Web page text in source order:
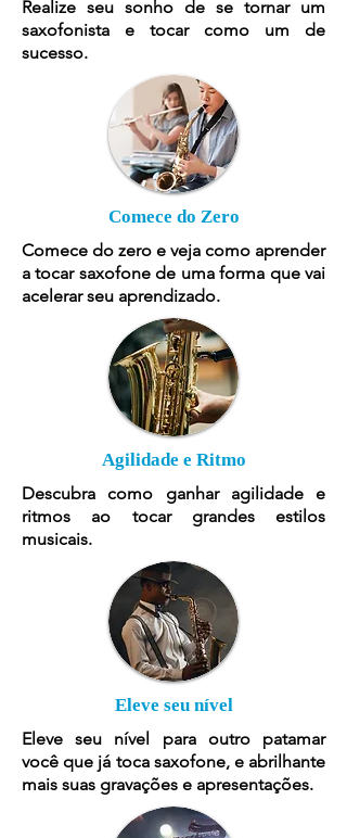
Realize seu sonho de se tornar um
saxofonista e tocar como um de
sucesso.
Comece do Zero
Comece do zero e veja como aprender
a tocar saxofone de uma forma que vai
acelerar seu aprendizado.
Agilidade e Ritmo
Descubra como ganhar agilidade e
ritmos ao tocar grandes estilos
musicais.
Eleve seu nível
Eleve seu nível para outro patamar
você que já toca saxofone, e abrilhante
mais suas gravações e apresentações.